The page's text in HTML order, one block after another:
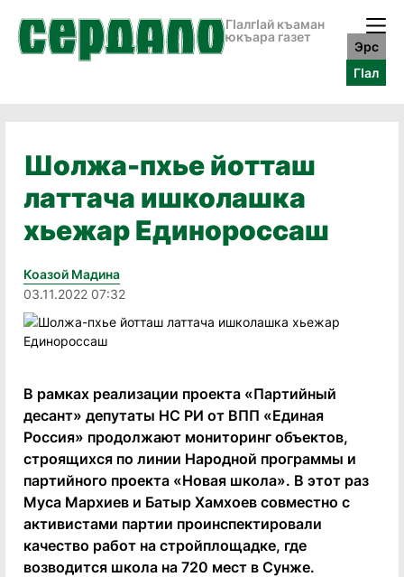
ГӀалгӀай къаман
юкъара газет
Эрс
ГӀал
Шолжа-пхье йотташ
латтача ишколашка
хьежар Единороссаш
Коазой Мадина
03.11.2022 07:32
В рамках реализации проекта «Партийный
десант» депутаты НС РИ от ВПП «Единая
Россия» продолжают мониторинг объектов,
строящихся по линии Народной программы и
партийного проекта «Новая школа». В этот раз
Муса Мархиев и Батыр Хамхоев совместно с
активистами партии проинспектировали
качество работ на стройплощадке, где
возводится школа на 720 мест в Сунже.